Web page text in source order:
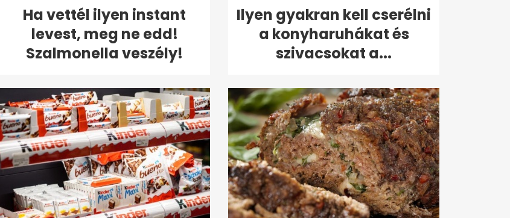
Ha vettél ilyen instant
levest, meg ne edd!
Szalmonella veszély!
Ilyen gyakran kell cserélni
a konyharuhákat és
szivacsokat a...